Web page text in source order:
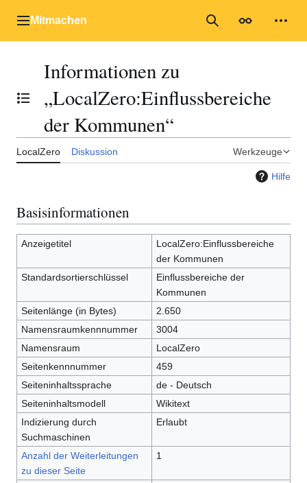
Inhalt
Hauptmenü
Mitmachen Suche
Inhaltsverzeichnis umschalten
Informationen zu
„LocalZero:Einflussbereiche
der Kommunen“
LocalZero Diskussion Werkzeuge
Hilfe
Basisinformationen
Anzeigetitel
LocalZero:Einflussbereiche
der Kommunen
Standardsortierschlüssel
Einflussbereiche der
Kommunen
Seitenlänge (in Bytes)
2.650
Namensraumkennnummer
3004
Namensraum
LocalZero
Seitenkennnummer
459
Seiteninhaltssprache
de - Deutsch
Seiteninhaltsmodell
Wikitext
Indizierung durch
Suchmaschinen
Erlaubt
Anzahl der Weiterleitungen
zu dieser Seite
1